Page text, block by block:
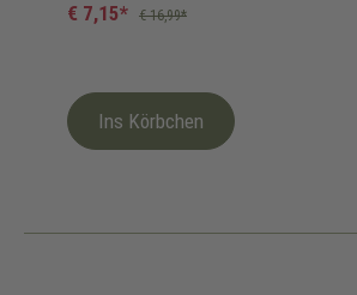
€ 7,15* € 16,99*
Ins Körbchen